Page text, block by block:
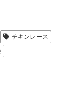
チキンレース